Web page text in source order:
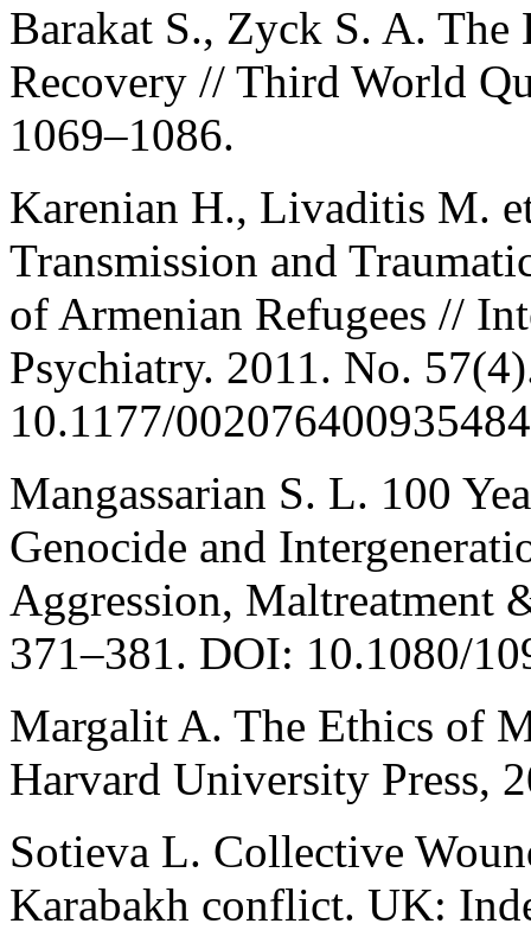
Barakat S., Zyck S. A.
Recovery // Third World
1069–1086.
Karenian H., Livaditis M.
Transmission and
of Armenian Refugees //
Psychiatry. 2011. No.
10.1177/
Mangassarian S. L. 100
Genocide and
Aggression, Maltreatment
371–381. DOI: 10.1080/
Margalit A. The Ethics of
Harvard University Press,
Sotieva L. Collective
Karabakh conflict. UK: